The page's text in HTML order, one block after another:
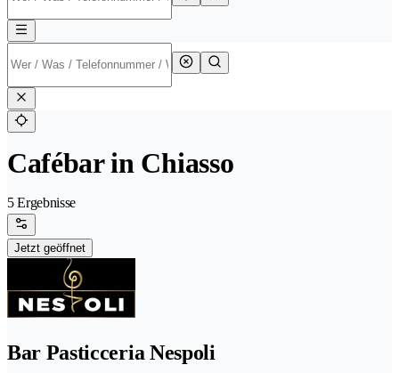
Cafébar in Chiasso
5 Ergebnisse
Jetzt geöffnet
Bar Pasticceria Nespoli